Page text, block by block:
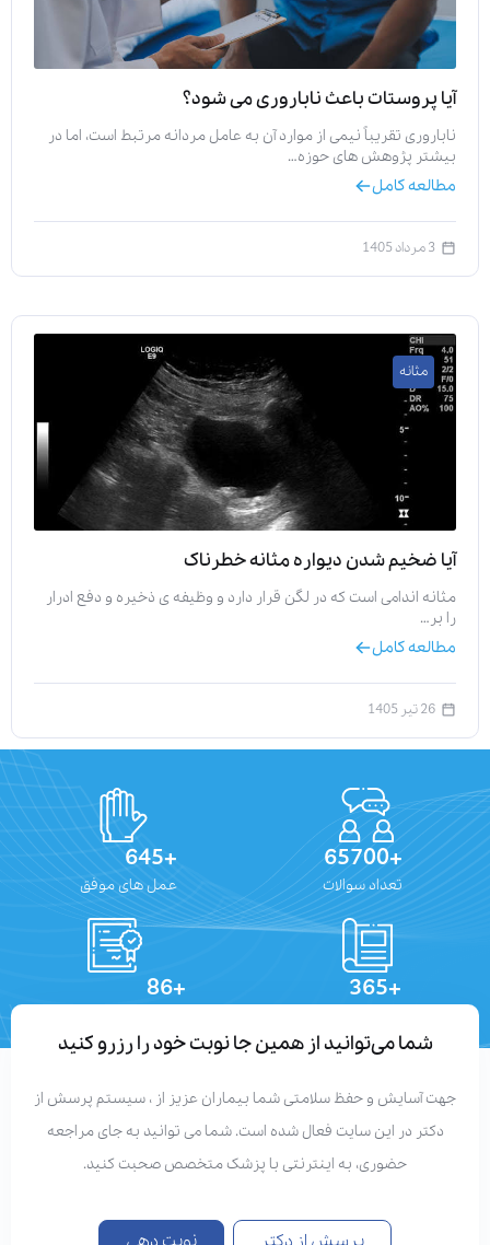
آیا پروستات باعث ناباروری می‌ شود؟
ناباروری تقریباً نیمی از موارد آن به عامل مردانه مرتبط است، اما در
بیشتر پژوهش‌ های حوزه…
مطالعه کامل
3 مرداد 1405
مثانه
آیا ضخیم شدن دیواره مثانه خطرناک
مثانه اندامی است که در لگن قرار دارد و وظیفه‌ ی ذخیره و دفع ادرار
را بر…
مطالعه کامل
26 تیر 1405
+65700
تعداد سوالات
+645
عمل های موفق
+365
+86
شما می‌توانید از همین جا نوبت خود را رزرو کنید
جهت آسایش و حفظ سلامتی شما بیماران عزیز از ، سیستم پرسش از
دکتر در این سایت فعال شده است. شما می توانید به جای مراجعه
حضوری، به اینترنتی با پزشک متخصص صحبت کنید.